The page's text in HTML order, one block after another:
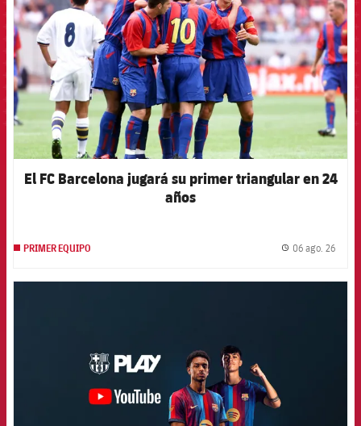
El FC Barcelona jugará su primer triangular en 24
años
PRIMER EQUIPO 06 ago. 26